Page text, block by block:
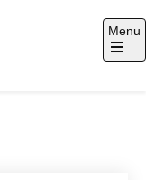
Menu
Open